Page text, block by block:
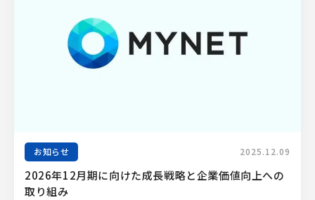
お知らせ 2025.12.09
2026年12月期に向けた成長戦略と企業価値向上への
取り組み